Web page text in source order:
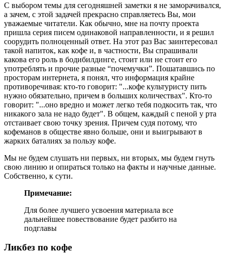
С выбором темы для сегодняшней заметки я не заморачивался,
а зачем, с этой задачей прекрасно справляетесь Вы, мои
уважаемые читатели. Как обычно, мне на почту проекта
пришла серия писем одинаковой направленности, и я решил
соорудить полноценный ответ. На этот раз Вас заинтересовал
такой напиток, как кофе и, в частности, Вы спрашивали
какова его роль в бодибилдинге, стоит или не стоит его
употреблять и прочие разные “почемучки”. Пошатавшись по
просторам интернета, я понял, что информация крайне
противоречивая: кто-то говорит: "...кофе культуристу пить
нужно обязательно, причем в больших количествах". Кто-то
говорит: "...оно вредно и может легко тебя подкосить так, что
никакого зала не надо будет". В общем, каждый с пеной у рта
отстаивает свою точку зрения. Причем судя потому, что
кофеманов в обществе явно больше, они и выигрывают в
жарких баталиях за пользу кофе.
Мы не будем слушать ни первых, ни вторых, мы будем гнуть
свою линию и опираться только на факты и научные данные.
Собственно, к сути.
Примечание:
Для более лучшего усвоения материала все
дальнейшее повествование будет разбито на
подглавы
Ликбез по кофе